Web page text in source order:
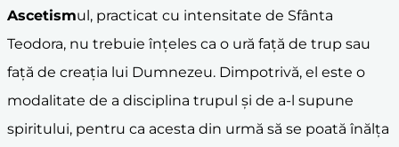
Ascetismul, practicat cu intensitate de Sfânta
Teodora, nu trebuie înțeles ca o ură față de trup sau
față de creația lui Dumnezeu. Dimpotrivă, el este o
modalitate de a disciplina trupul și de a-l supune
spiritului, pentru ca acesta din urmă să se poată înălța